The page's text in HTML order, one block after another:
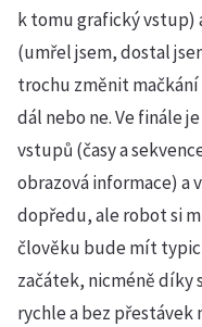
k tomu grafický vstup)
(umřel jsem, dostal
trochu změnit
dál nebo ne. Ve finále
vstupů (časy a
obrazová informace) a
dopředu, ale robot si
člověku bude mít
začátek, nicméně díky
rychle a bez přestávek